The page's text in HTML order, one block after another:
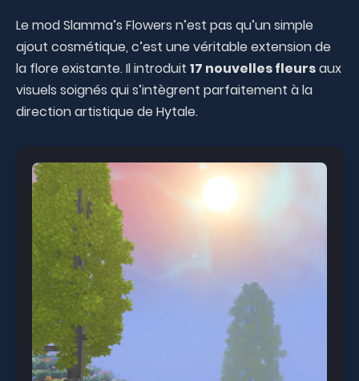
Le mod Slamma’s Flowers n’est pas qu’un simple
ajout cosmétique, c’est une véritable extension de
la flore existante. Il introduit 17 nouvelles fleursaux
visuels soignés qui s’intègrent parfaitement à la
direction artistique de Hytale.